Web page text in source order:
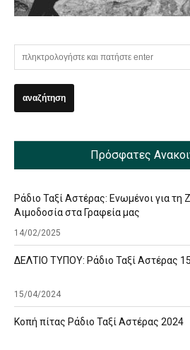
Πρόσφατες
Ράδιο Ταξί Αστέρας: Ενωμένοι για τη
Αιμοδοσία στα Γραφεία μας
14/02/2025
ΔΕΛΤΙΟ ΤΥΠΟΥ: Ράδιο Ταξί Αστέρας
15/04/2024
Κοπή πίτας Ράδιο Ταξί Αστέρας 2024